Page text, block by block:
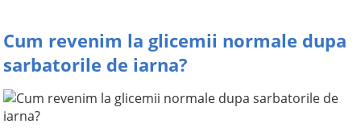
Cum revenim la glicemii normale dupa
sarbatorile de iarna?